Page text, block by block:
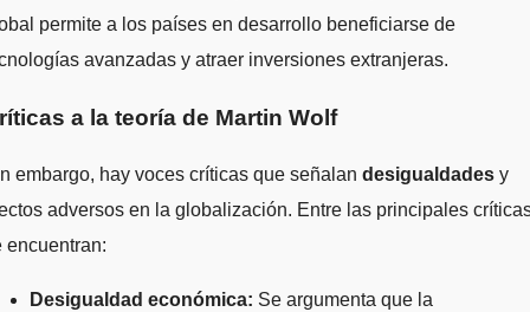
permite a los países en desarrollo beneficiarse de
avanzadas y atraer inversiones extranjeras.
a la teoría de Martin Wolf
embargo, hay voces críticas que señalan desigualdades y
adversos en la globalización. Entre las principales
encuentran:
Desigualdad económica: Se argumenta que la